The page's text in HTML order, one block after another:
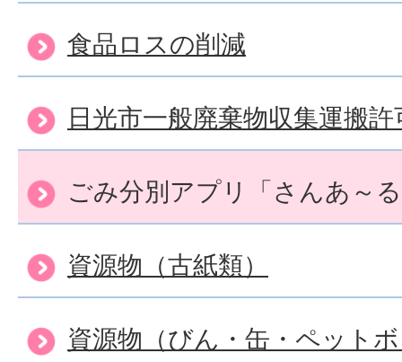
エアコン・テレビ・洗濯機
は？
食品ロスの削減
日光市一般廃棄物収集運搬許
ごみ分別アプリ「さんあ～
資源物（古紙類）
資源物（びん・缶・ペット